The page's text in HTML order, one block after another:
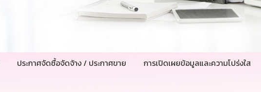
ประกาศจัดซื้อจัดจ้าง / ประกาศขาย การเปิดเผยข้อมูลและความโปร่งใส